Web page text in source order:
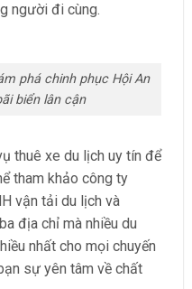
người đi cùng.
phá chinh phục Hội An
biển lân cận
thuê xe du lịch uy tín để
tham khảo công ty
vận tải du lịch và
địa chỉ mà nhiều du
nhất cho mọi chuyến
sự yên tâm về chất